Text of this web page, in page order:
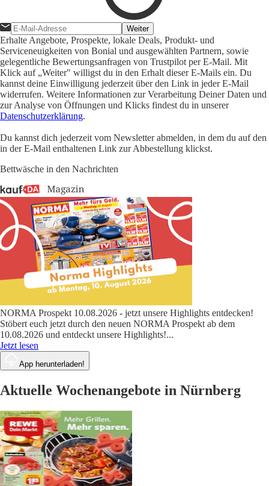
Weiter
Erhalte Angebote, Prospekte, lokale Deals, Produkt- und
Serviceneuigkeiten von Bonial und ausgewählten Partnern, sowie
gelegentliche Bewertungsanfragen von Trustpilot per E-Mail. Mit
Klick auf „Weiter" willigst du in den Erhalt dieser E-Mails ein. Du
kannst deine Einwilligung jederzeit über den Link in jeder E-Mail
widerrufen. Weitere Informationen zur Verarbeitung Deiner Daten und
zur Analyse von Öffnungen und Klicks findest du in unserer
Datenschutzerklärung.
Du kannst dich jederzeit vom Newsletter abmelden, in dem du auf den
in der E-Mail enthaltenen Link zur Abbestellung klickst.
Bettwäsche in den Nachrichten
NORMA Prospekt 10.08.2026 - jetzt unsere Highlights entdecken!
Stöbert euch jetzt durch den neuen NORMA Prospekt ab dem
10.08.2026 und entdeckt unsere Highlights!...
Jetzt lesen
App herunterladen!
Aktuelle Wochenangebote in Nürnberg